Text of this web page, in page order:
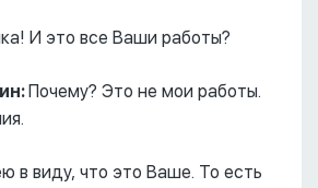
И это все Ваши работы?
Почему? Это не мои работы.
в виду, что это Ваше. То есть